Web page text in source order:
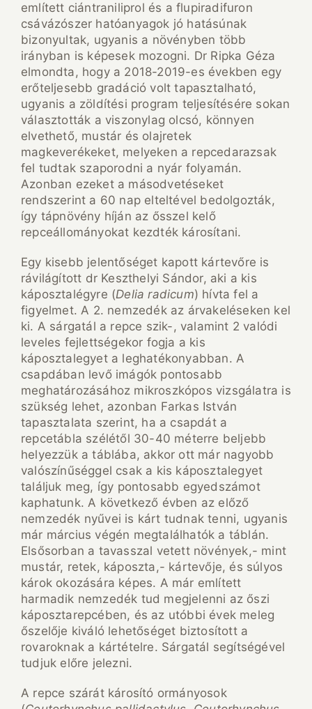
említett ciántraniliprol és a flupiradifuron
csávázószer hatóanyagok jó hatásúnak
bizonyultak, ugyanis a növényben több
irányban is képesek mozogni. Dr Ripka Géza
elmondta, hogy a 2018-2019-es években egy
erőteljesebb gradáció volt tapasztalható,
ugyanis a zöldítési program teljesítésére sokan
választották a viszonylag olcsó, könnyen
elvethető, mustár és olajretek
magkeverékeket, melyeken a repcedarazsak
fel tudtak szaporodni a nyár folyamán.
Azonban ezeket a másodvetéseket
rendszerint a 60 nap elteltével bedolgozták,
így tápnövény híján az ősszel kelő
repceállományokat kezdték károsítani.
Egy kisebb jelentőséget kapott kártevőre is
rávilágított dr Keszthelyi Sándor, aki a kis
káposztalégyre (Delia radicum) hívta fel a
figyelmet. A 2. nemzedék az árvakeléseken kel
ki. A sárgatál a repce szik-, valamint 2 valódi
leveles fejlettségekor fogja a kis
káposztalegyet a leghatékonyabban. A
csapdában levő imágók pontosabb
meghatározásához mikroszkópos vizsgálatra is
szükség lehet, azonban Farkas István
tapasztalata szerint, ha a csapdát a
repcetábla szélétől 30-40 méterre beljebb
helyezzük a táblába, akkor ott már nagyobb
valószínűséggel csak a kis káposztalegyet
találjuk meg, így pontosabb egyedszámot
kaphatunk. A következő évben az előző
nemzedék nyűvei is kárt tudnak tenni, ugyanis
már március végén megtalálhatók a táblán.
Elsősorban a tavasszal vetett növények,- mint
mustár, retek, káposzta,- kártevője, és súlyos
károk okozására képes. A már említett
harmadik nemzedék tud megjelenni az őszi
káposztarepcében, és az utóbbi évek meleg
őszelője kiváló lehetőséget biztosított a
rovaroknak a kártételre. Sárgatál segítségével
tudjuk előre jelezni.
A repce szárát károsító ormányosok